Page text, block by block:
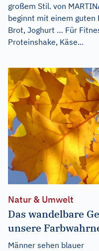
großem Stil. von
beginnt mit einem
Brot, Joghurt … Für
Proteinshake, Käse...
Natur & Umwelt
Das wandelbare
unsere
Männer sehen blauer